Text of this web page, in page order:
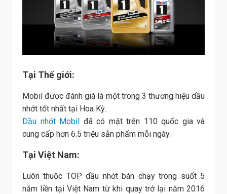
Tại Thế giới:
Mobil được đánh giá là một trong 3 thương hiệu dầu
nhớt tốt nhất tại Hoa Kỳ.
Dầu nhớt Mobil đã có mặt trên 110 quốc gia và
cung cấp hơn 6.5 triệu sản phẩm mỗi ngày.
Tại Việt Nam:
Luôn thuộc TOP dầu nhớt bán chạy trong suốt 5
năm liền tại Việt Nam từ khi quay trở lại năm 2016